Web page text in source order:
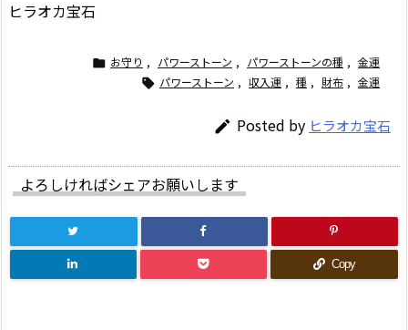
ヒラオカ宝石
 お守り , パワーストーン , パワーストーンの種 , 金運
 パワーストーン , 収入運 , 種 , 財布 , 金運
 Posted by ヒラオカ宝石
よろしければシェアお願いします
Copy